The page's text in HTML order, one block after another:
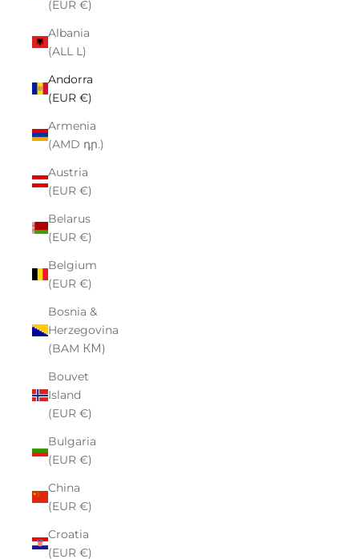
(EUR €)
Albania
(ALL L)
Andorra
(EUR €)
Armenia
(AMD դր.)
Austria
(EUR €)
Belarus
(EUR €)
Belgium
(EUR €)
Bosnia &
Herzegovina
(BAM КМ)
Bouvet
Island
(EUR €)
Bulgaria
(EUR €)
China
(EUR €)
Croatia
(EUR €)